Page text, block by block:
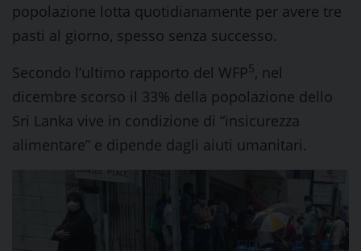
popolazione lotta quotidianamente per avere tre
pasti al giorno, spesso senza successo.
Secondo l’ultimo rapporto del WFP5, nel
dicembre scorso il 33% della popolazione dello
Sri Lanka vive in condizione di “insicurezza
alimentare” e dipende dagli aiuti umanitari.